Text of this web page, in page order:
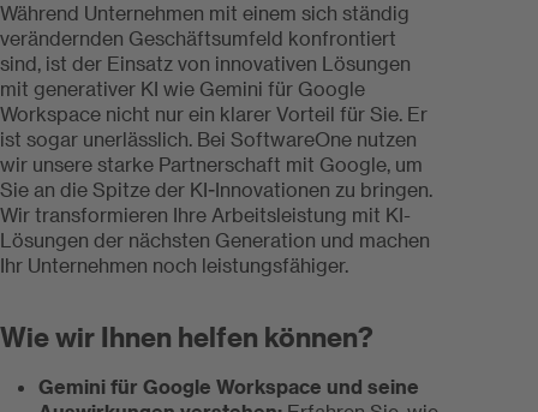
Während Unternehmen mit einem sich ständig
verändernden Geschäftsumfeld konfrontiert
sind, ist der Einsatz von innovativen Lösungen
mit generativer KI wie Gemini für Google
Workspace nicht nur ein klarer Vorteil für Sie. Er
ist sogar unerlässlich. Bei SoftwareOne nutzen
wir unsere starke Partnerschaft mit Google, um
Sie an die Spitze der KI-Innovationen zu bringen.
Wir transformieren Ihre Arbeitsleistung mit KI-
Lösungen der nächsten Generation und machen
Ihr Unternehmen noch leistungsfähiger.
Wie wir Ihnen helfen können?
Gemini für Google Workspace und seine